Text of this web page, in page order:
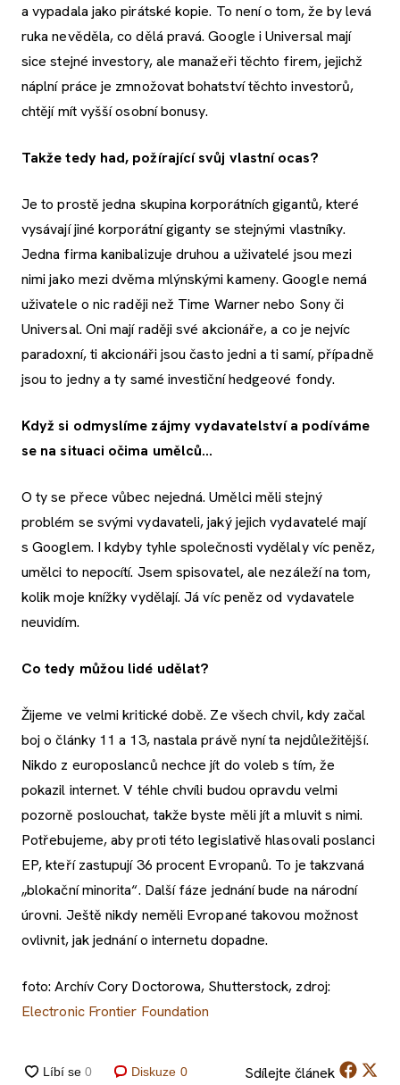
a vypadala jako pirátské kopie. To není o tom, že by levá
ruka nevěděla, co dělá pravá. Google i Universal mají
sice stejné investory, ale manažeři těchto firem, jejichž
náplní práce je zmnožovat bohatství těchto investorů,
chtějí mít vyšší osobní bonusy.
Takže tedy had, požírající svůj vlastní ocas?
Je to prostě jedna skupina korporátních gigantů, které
vysávají jiné korporátní giganty se stejnými vlastníky.
Jedna firma kanibalizuje druhou a uživatelé jsou mezi
nimi jako mezi dvěma mlýnskými kameny. Google nemá
uživatele o nic raději než Time Warner nebo Sony či
Universal. Oni mají raději své akcionáře, a co je nejvíc
paradoxní, ti akcionáři jsou často jedni a ti samí, případně
jsou to jedny a ty samé investiční hedgeové fondy.
Když si odmyslíme zájmy vydavatelství a podíváme
se na situaci očima umělců…
O ty se přece vůbec nejedná. Umělci měli stejný
problém se svými vydavateli, jaký jejich vydavatelé mají
s Googlem. I kdyby tyhle společnosti vydělaly víc peněz,
umělci to nepocítí. Jsem spisovatel, ale nezáleží na tom,
kolik moje knížky vydělají. Já víc peněz od vydavatele
neuvidím.
Co tedy můžou lidé udělat?
Žijeme ve velmi kritické době. Ze všech chvil, kdy začal
boj o články 11 a 13, nastala právě nyní ta nejdůležitější.
Nikdo z europoslanců nechce jít do voleb s tím, že
pokazil internet. V téhle chvíli budou opravdu velmi
pozorně poslouchat, takže byste měli jít a mluvit s nimi.
Potřebujeme, aby proti této legislativě hlasovali poslanci
EP, kteří zastupují 36 procent Evropanů. To je takzvaná
„blokační minorita“. Další fáze jednání bude na národní
úrovni. Ještě nikdy neměli Evropané takovou možnost
ovlivnit, jak jednání o internetu dopadne.
foto: Archív Cory Doctorowa, Shutterstock, zdroj:
Electronic Frontier Foundation
Diskuze 0 Sdílejte článek